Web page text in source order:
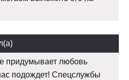
придумывает любовь
подождет! Спецслужбы